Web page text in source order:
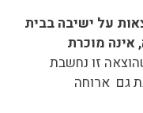
על ישיבה בבית
אינה מוכרת
זו נחשבת
גם ארוחה